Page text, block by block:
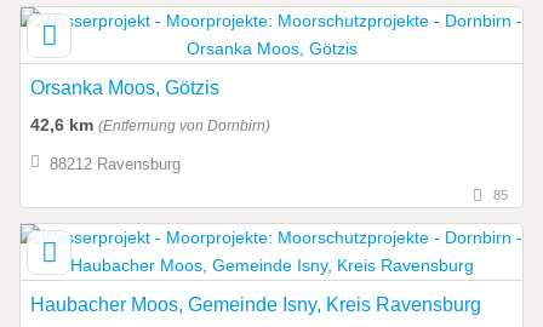
Orsanka Moos, Götzis
42,6 km (Entfernung von Dornbirn)
88212 Ravensburg
85
Haubacher Moos, Gemeinde Isny, Kreis Ravensburg